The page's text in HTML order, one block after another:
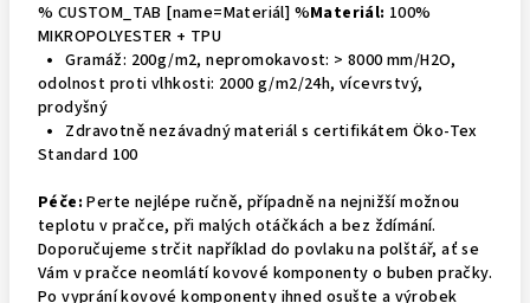
% CUSTOM_TAB [name=Materiál] %Materiál: 100%
MIKROPOLYESTER + TPU
• Gramáž: 200g/m2, nepromokavost: > 8000 mm/H2O,
odolnost proti vlhkosti: 2000 g/m2/24h, vícevrstvý,
prodyšný
• Zdravotně nezávadný materiál s certifikátem Öko-Tex
Standard 100
Péče: Perte nejlépe ručně, případně na nejnižší možnou
teplotu v pračce, při malých otáčkách a bez ždímání.
Doporučujeme strčit například do povlaku na polštář, ať se
Vám v pračce neomlátí kovové komponenty o buben pračky.
Po vyprání kovové komponenty ihned osušte a výrobek